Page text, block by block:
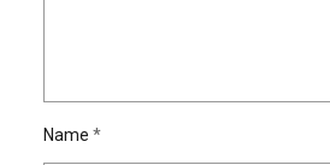
Name *